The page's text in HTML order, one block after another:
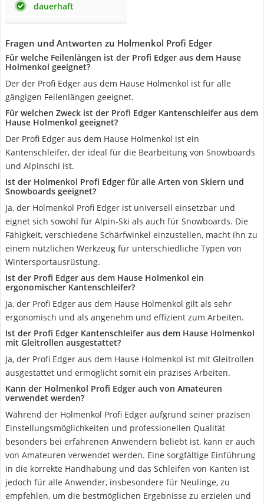
dauerhaft
Fragen und Antworten zu Holmenkol Profi Edger
Für welche Feilenlängen ist der Profi Edger aus dem Hause
Holmenkol geeignet?
Der der Profi Edger aus dem Hause Holmenkol ist für alle
gängigen Feilenlängen geeignet.
Für welchen Zweck ist der Profi Edger Kantenschleifer aus dem
Hause Holmenkol geeignet?
Der Profi Edger aus dem Hause Holmenkol ist ein
Kantenschleifer, der ideal für die Bearbeitung von Snowboards
und Alpinschi ist.
Ist der Holmenkol Profi Edger für alle Arten von Skiern und
Snowboards geeignet?
Ja, der Holmenkol Profi Edger ist universell einsetzbar und
eignet sich sowohl für Alpin-Ski als auch für Snowboards. Die
Fähigkeit, verschiedene Schärfwinkel einzustellen, macht ihn zu
einem nützlichen Werkzeug für unterschiedliche Typen von
Wintersportausrüstung.
Ist der Profi Edger aus dem Hause Holmenkol ein
ergonomischer Kantenschleifer?
Ja, der Profi Edger aus dem Hause Holmenkol gilt als sehr
ergonomisch und als angenehm und effizient zum Arbeiten.
Ist der Profi Edger Kantenschleifer aus dem Hause Holmenkol
mit Gleitrollen ausgestattet?
Ja, der Profi Edger aus dem Hause Holmenkol ist mit Gleitrollen
ausgestattet und ermöglicht somit ein präzises Arbeiten.
Kann der Holmenkol Profi Edger auch von Amateuren
verwendet werden?
Während der Holmenkol Profi Edger aufgrund seiner präzisen
Einstellungsmöglichkeiten und professionellen Qualität
besonders bei erfahrenen Anwendern beliebt ist, kann er auch
von Amateuren verwendet werden. Eine sorgfältige Einführung
in die korrekte Handhabung und das Schleifen von Kanten ist
jedoch für alle Anwender, insbesondere für Neulinge, zu
empfehlen, um die bestmöglichen Ergebnisse zu erzielen und